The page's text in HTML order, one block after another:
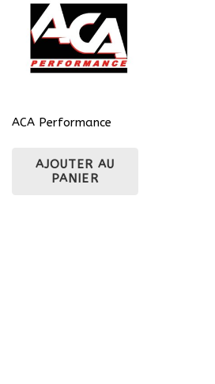
ACA Performance
AJOUTER AU
PANIER